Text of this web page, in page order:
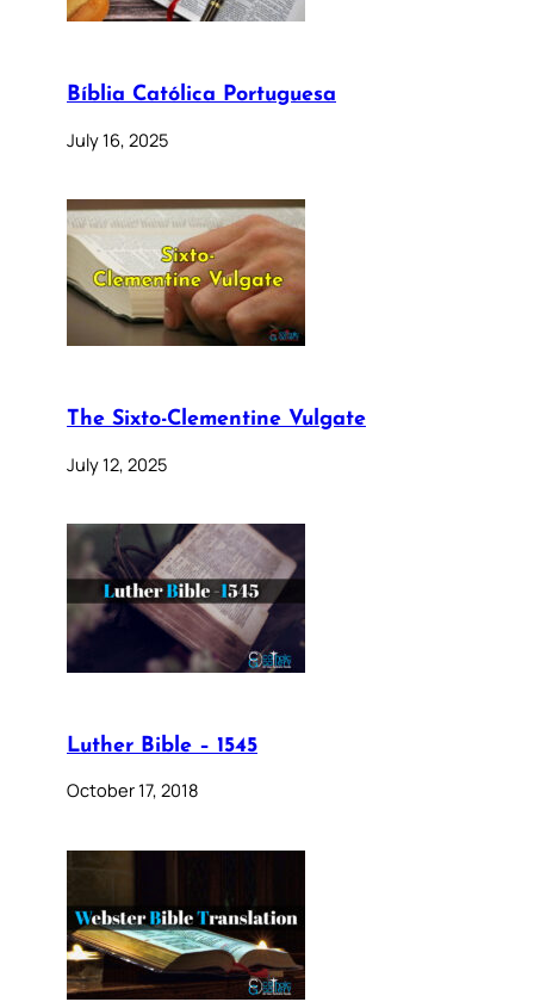
Bíblia Católica Portuguesa
July 16, 2025
The Sixto-Clementine Vulgate
July 12, 2025
Luther Bible – 1545
October 17, 2018